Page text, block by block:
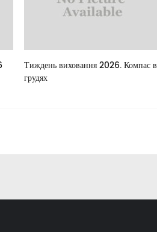
Тиждень виховання 2026. Компас в
грудях